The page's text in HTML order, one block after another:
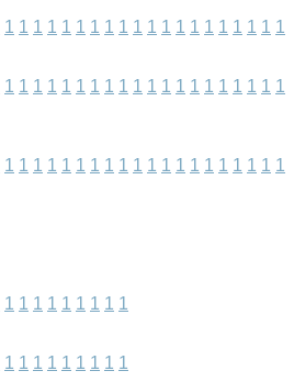
1 1 1 1 1 1 1 1 1 1 1 1 1 1 1 1 1 1 1 1
1 1 1 1 1 1 1 1 1 1 1 1 1 1 1 1 1 1 1 1
1 1 1 1 1 1 1 1 1 1 1 1 1 1 1 1 1 1 1 1
1 1 1 1 1 1 1 1 1
1 1 1 1 1 1 1 1 1